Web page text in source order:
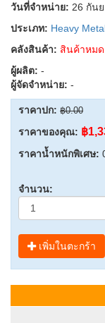
วันที่จำหน่าย: 26 กัน
ประเภท: Heavy
คลังสินค้า: สินค้าหมด
ผู้ผลิต: -
ผู้จัดจำหน่าย: -
ราคาปก: ฿0.00
ราคาของคุณ: ฿
ราคาน้ำหนักพิเศษ:
จำนวน:
เพิ่มในตะกร้า